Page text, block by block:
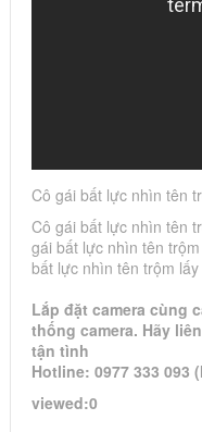
Cô gái bất lực nhìn tên
Cô gái bất lực nhìn tên
gái bất lực nhìn tên
bất lực nhìn tên trộm
Lắp đặt camera cùng
thống camera. Hãy
tận tình
Hotline: 0977 333 093
viewed:0